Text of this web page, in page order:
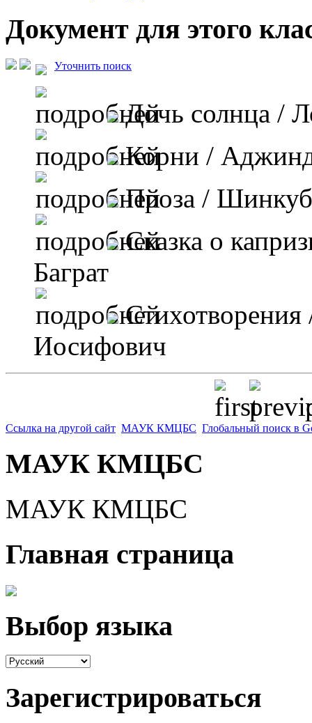
Документ для этого
Уточнить поиск
Дочь солнца /
Корни /
Проза /
Сказка о
Баграт
Стихотворения
Иосифович
Ссылка на другой сайт МАУК КМЦБС Глобальный поиск в
МАУК КМЦБС
МАУК КМЦБС
Главная страница
Выбор языка
Зарегистрироваться